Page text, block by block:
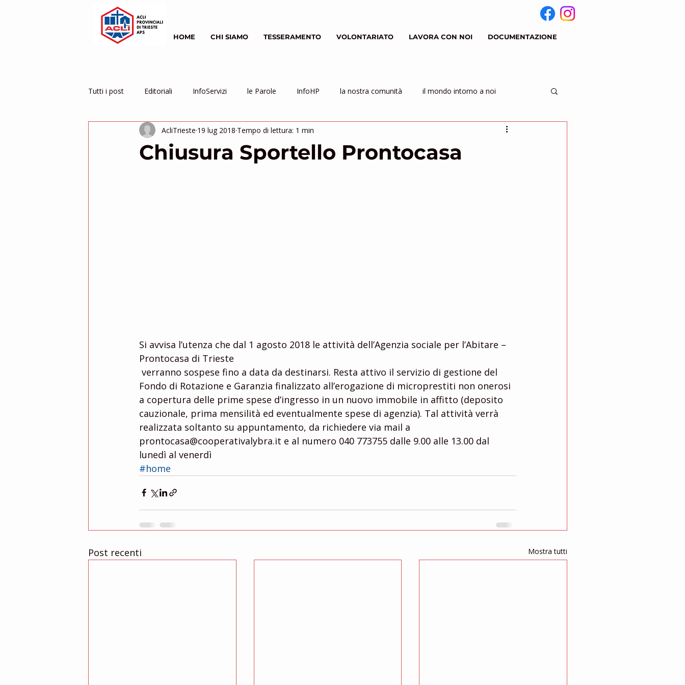
HOME CHI SIAMO TESSERAMENTO VOLONTARIATO LAVORA CON NOI DOCUMENTAZIONE
Tutti i post Editoriali InfoServizi le Parole InfoHP la nostra comunità il mondo intorno a noi
Servizio Civile inziative
Chiusura Sportello Prontocasa
AcliTrieste 19 lug 2018 Tempo di lettura: 1 min
Si avvisa l’utenza che dal 1 agosto 2018 le attività dell’Agenzia sociale per l’Abitare –
Prontocasa di Trieste
Fondo di Rotazione e Garanzia finalizzato all’erogazione di microprestiti non onerosi
a copertura delle prime spese d’ingresso in un nuovo immobile in affitto (deposito
cauzionale, prima mensilità ed eventualmente spese di agenzia). Tal attività verrà
realizzata soltanto su appuntamento, da richiedere via mail a
prontocasa@cooperativalybra.it e al numero 040 773755 dalle 9.00 alle 13.00 dal
lunedì al venerdì
#home
Post recenti Mostra tutti